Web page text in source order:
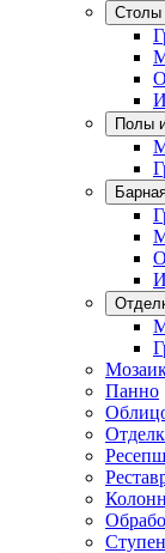
Столы
Полы
Панно